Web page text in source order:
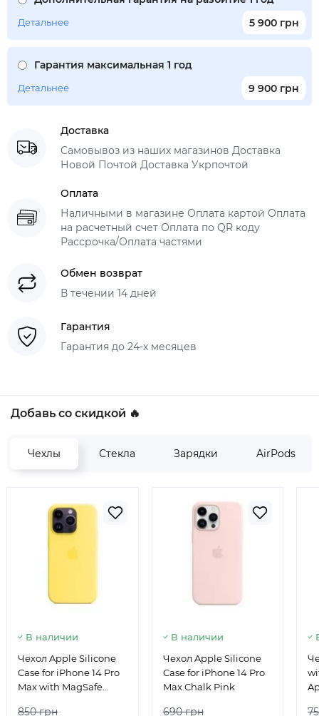
5 900 грн
Детальнее
Гарантия максимальная 1 год
9 900 грн
Детальнее
Доставка
Самовывоз из наших магазинов Доставка
Новой Почтой Доставка Укрпочтой
Оплата
Наличными в магазине Оплата картой Оплата
на расчетный счет Оплата по QR коду
Рассрочка/Оплата частями
Обмен возврат
В течении 14 дней
Гарантия
Гарантия до 24-х месяцев
Добавь со скидкой 🔥
Чехлы Стекла Зарядки AirPods
В наличии
Чехол Apple Silicone
Case for iPhone 14 Pro
Max with MagSafe
850 грн
В наличии
Чехол Apple Silicone
Case for iPhone 14 Pro
Max Chalk Pink
690 грн